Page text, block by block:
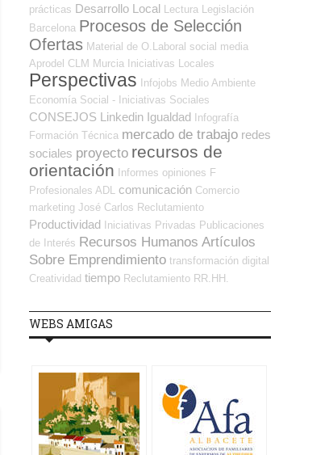
prácticas Desarrollo Local Lectura
Legislación
Barcelona Procesos de Selección
Ofertas Material de O.Laboral social media
Aprodel CLM Murcia Iniciativas Locales
Perspectivas Infojobs Medio Ambiente
Economía Social - Iniciativas Sociales
CONSEJOS Linkedin Igualdad Infografía
Formación Técnica mercado de trabajo redes
sociales proyecto recursos de
orientación
Informes opiniones F
Profesionales ADL
comunicación Comercio
marketing José Carlos Reclutamiento
Productividad Iniciativas Privadas Publicaciones
de Interés Recursos Humanos Artículos
Sobre Emprendimiento transformación digital
Creatividad tiempo Reclutamiento RR.HH.
WEBS AMIGAS